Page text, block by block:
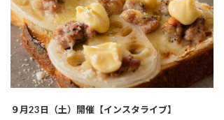
９月23日（土）開催【インスタライブ】